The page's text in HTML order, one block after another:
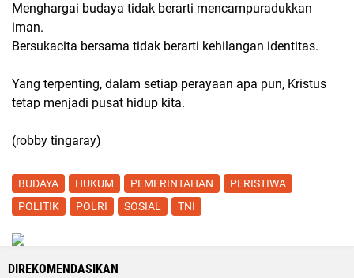
Menghargai budaya tidak berarti mencampuradukkan
iman.
Bersukacita bersama tidak berarti kehilangan identitas.
Yang terpenting, dalam setiap perayaan apa pun, Kristus
tetap menjadi pusat hidup kita.
(robby tingaray)
BUDAYA HUKUM PEMERINTAHAN
PERISTIWA
POLITIK
POLRI SOSIAL TNI
DIREKOMENDASIKAN